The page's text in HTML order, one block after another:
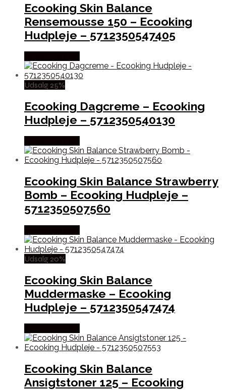
Ecooking Skin Balance
Rensemousse 150 – Ecooking
Hudpleje – 5712350547405
Udsalg 25%
Ecooking Dagcreme – Ecooking
Hudpleje – 5712350540130
Ecooking Skin Balance Strawberry
Bomb – Ecooking Hudpleje –
5712350507560
Udsalg 20%
Ecooking Skin Balance
Muddermaske – Ecooking
Hudpleje – 5712350547474
Ecooking Skin Balance
Ansigtstoner 125 – Ecooking